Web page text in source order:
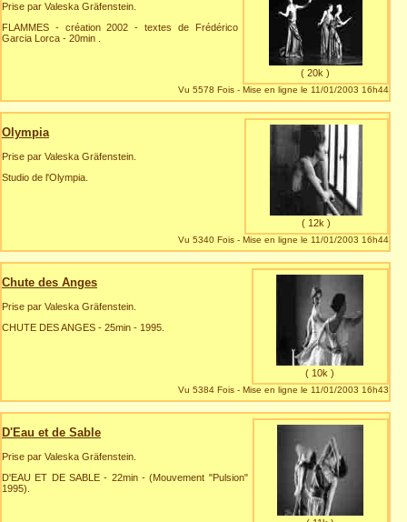
( 20k )
Prise par Valeska Gräfenstein.
FLAMMES - création 2002 - textes de Frédérico
Garcia Lorca - 20min .
Vu 5578 Fois - Mise en ligne le 11/01/2003 16h44
( 12k )
Olympia
Prise par Valeska Gräfenstein.
Studio de l'Olympia.
Vu 5340 Fois - Mise en ligne le 11/01/2003 16h44
( 10k )
Chute des Anges
Prise par Valeska Gräfenstein.
CHUTE DES ANGES - 25min - 1995.
Vu 5384 Fois - Mise en ligne le 11/01/2003 16h43
D'Eau et de Sable
Prise par Valeska Gräfenstein.
D'EAU ET DE SABLE - 22min - (Mouvement "Pulsion"
1995).